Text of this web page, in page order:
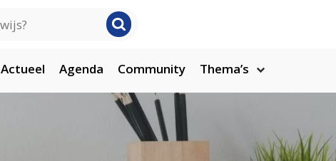
Actueel Agenda Community Thema’s